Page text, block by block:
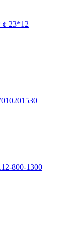
23*12
800-1300